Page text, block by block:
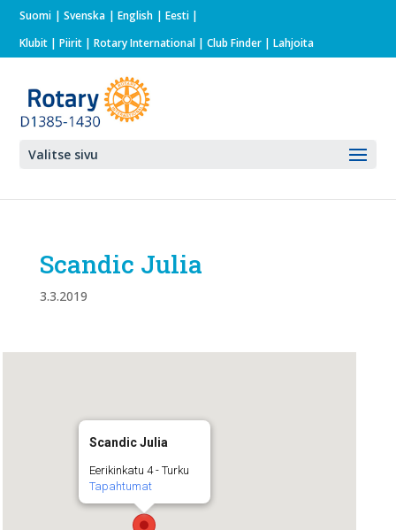
Suomi Svenska English
Eesti
Klubit |Piirit |Rotary International | Club Finder | Lahjoita
Valitse sivu
Scandic Julia
3.3.2019
Scandic Julia
Eerikinkatu 4 - Turku
Tapahtumat